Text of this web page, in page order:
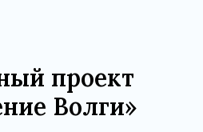
проект
Волги»